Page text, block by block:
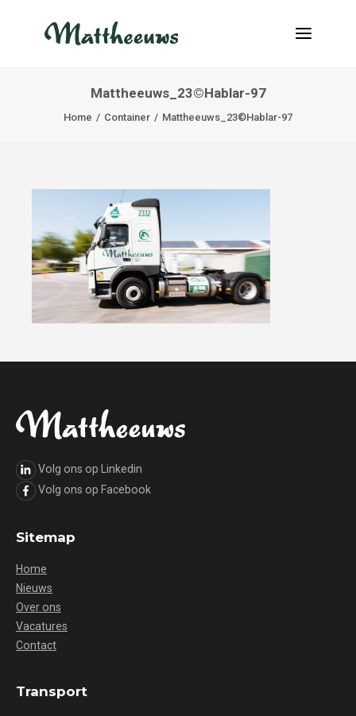
NIEUWS
VACATURES
CONTACT
INFO@MATTHEEUWS.COM
+32 58 31 17 79
MY TRANSPORT
Mattheeuws_23©Hablar-97
Home Container Mattheeuws_23©Hablar-97
Volg ons op Linkedin
Volg ons op Facebook
Sitemap
Home
Nieuws
Over ons
Vacatures
Contact
Transport